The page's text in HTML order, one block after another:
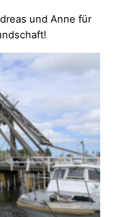
und Anne für